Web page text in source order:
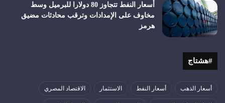
أسعار النفط تتجاوز 80 دولارا للبرميل وسط
مخاوف على الإمدادات وترقب محادثات مضيق
هرمز
#هشتاج
أسعار الذهب أسعار النفط الاستثمار الاقتصاد المصري